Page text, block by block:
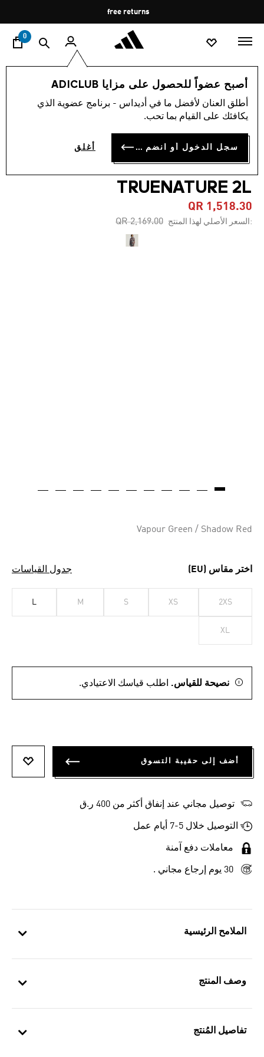
Pause
promotion
rotation
free returns
0
أصبح عضواً للحصول على مزايا ADICLUB
أطلق العنان لأفضل ما في أديداس - برنامج عضوية الذي
يكافئك على القيام بما تحب.
سجل الدخول أو انضم الآن أغلق
الملامح الرئيسية
وصف المنتج
تفاصيل المُنتج
النساء الملابس
-30%
5.0 (2)
جاكيت ADIDAS BY STELLA
MCCARTNEY X TERREX
TRUENATURE 2L
QR 1,518.30
:السعر الأصلي لهذا المنتج Price reduced from
QR 2,169.00
to
Vapour Green / Shadow Red
اختر مقاس (EU) جدول القياسات
2XS
XS
S
M
L
XL
نصيحة للقياس. اطلب قياسك الاعتيادي.
أضف إلى حقيبة التسوق
توصيل مجاني عند إنفاق أكثر من 400 ر.ق
التوصيل خلال 5-7 أيام عمل
معاملات دفع آمنة